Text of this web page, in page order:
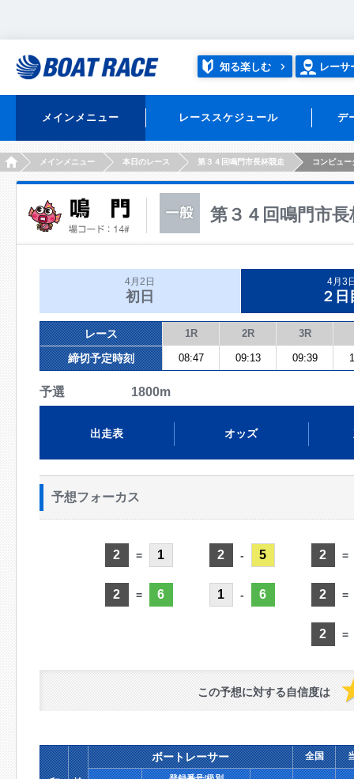
知る楽しむ レーサ
メインメニュー レーススケジュール デ
HOMEメインメニュー 本日のレース 第３４回鳴門市長杯競走 コンピュー
第３４回鳴門市長
4月2日
初日
4月3
２日
レース 1R 2R 3R
締切予定時刻 08:47 09:13 09:39
予選 1800m
出走表 オッズ
予想フォーカス
2 = 1
2 = 6
2 - 5
1 - 6
2 =
2 =
2 =
この予想に対する自信度は
ボートレーサー 全国